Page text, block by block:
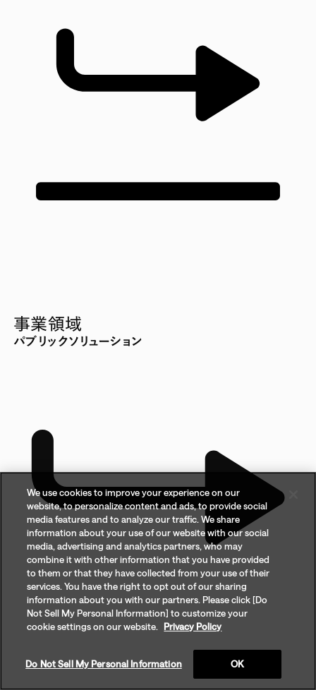
事業領域
パブリックソリューション
We use cookies to improve your experience on our
website, to personalize content and ads, to provide social
media features and to analyze our traffic. We share
information about your use of our website with our social
media, advertising and analytics partners, who may
combine it with other information that you have provided
to them or that they have collected from your use of their
services. You have the right to opt out of our sharing
information about you with our partners. Please click [Do
Not Sell My Personal Information] to customize your
cookie settings on our website.
Privacy Policy
Do Not Sell My Personal Information OK